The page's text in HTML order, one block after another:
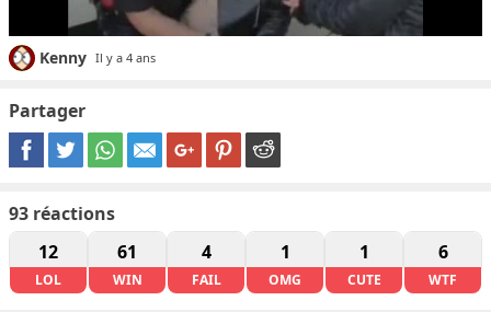
Kenny Il y a 4 ans
Partager
93 réactions
12
LOL
61
WIN
4
FAIL
1
OMG
1
CUTE
6
WTF